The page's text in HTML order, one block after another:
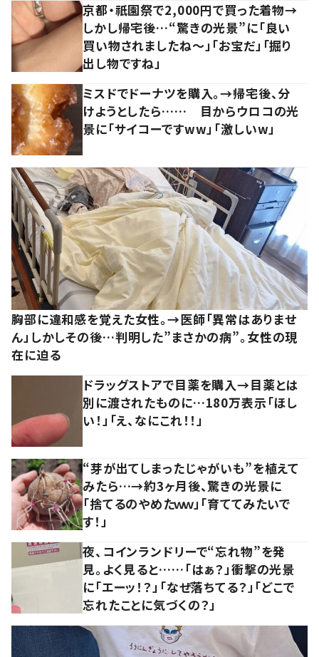
京都・祇園祭で2,000円で買った着物→
しかし帰宅後…“驚きの光景”に「良い
買い物されましたね～」「お宝だ」「掘り
出し物ですね」
ミスドでドーナツを購入。→帰宅後、分
けようとしたら…… 目からウロコの光
景に「サイコーですww」「激しいw」
胸部に違和感を覚えた女性。→医師「異常はありませ
ん」しかしその後…判明した”まさかの病”。女性の現
在に迫る
ドラッグストアで目薬を購入→目薬とは
別に渡されたものに…180万表示「ほし
い！」「え、なにこれ！！」
“芽が出てしまったじゃがいも”を植えて
みたら…→約3ヶ月後、驚きの光景に
「捨てるのやめたｗｗ」「育ててみたいで
す！」
夜、コインランドリーで“忘れ物”を発
見。よく見ると……「はぁ？」衝撃の光景
に「エーッ！？」「なぜ落ちてる？」「どこで
忘れたことに気づくの？」